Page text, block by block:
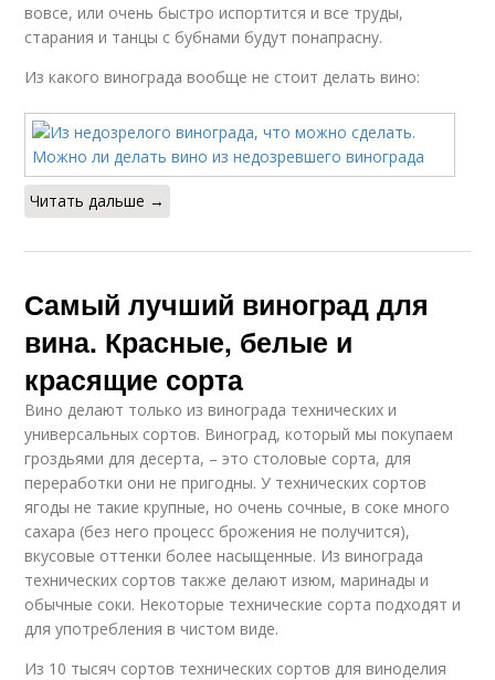
вовсе, или очень быстро испортится и все труды,
старания и танцы с бубнами будут понапрасну.
Из какого винограда вообще не стоит делать вино:
Читать дальше →
Самый лучший виноград для
вина. Красные, белые и
красящие сорта
Вино делают только из винограда технических и
универсальных сортов. Виноград, который мы покупаем
гроздьями для десерта, – это столовые сорта, для
переработки они не пригодны. У технических сортов
ягоды не такие крупные, но очень сочные, в соке много
сахара (без него процесс брожения не получится),
вкусовые оттенки более насыщенные. Из винограда
технических сортов также делают изюм, маринады и
обычные соки. Некоторые технические сорта подходят и
для употребления в чистом виде.
Из 10 тысяч сортов технических сортов для виноделия